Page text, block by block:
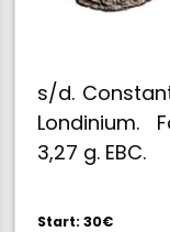
s/d.
Londinium.
3,27 g. EBC.
Start: 30€